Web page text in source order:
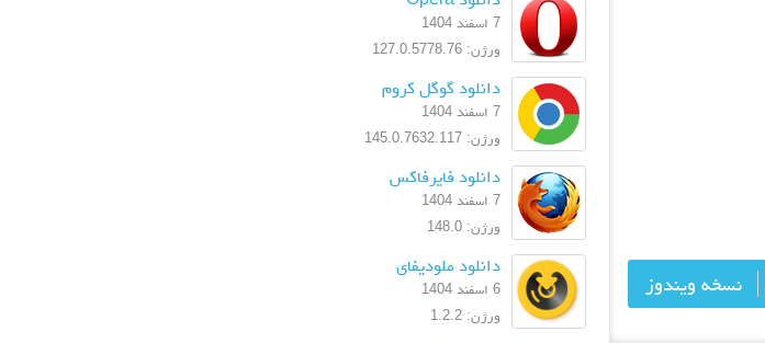
نسخه ویندوز
7 اسفند 1404
ورژن: 127.0.5778.76
دانلود گوگل کروم
7 اسفند 1404
ورژن: 145.0.7632.117
دانلود فایرفاکس
7 اسفند 1404
ورژن: 148.0
دانلود ملودیفای
6 اسفند 1404
ورژن: 1.2.2